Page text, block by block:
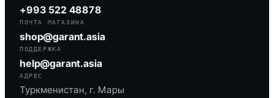
+993 522 48878
ПОЧТА МАГАЗИНА
shop@garant.asia
ПОДДЕРЖКА
help@garant.asia
АДРЕС
Туркменистан, г. Мары